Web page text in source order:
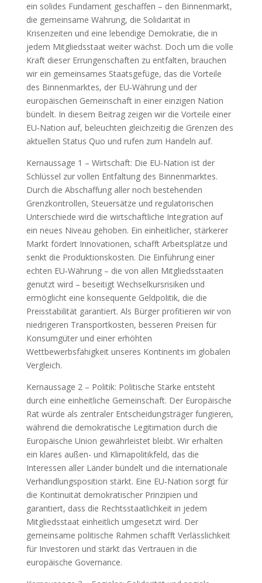
ein solides Fundament geschaffen – den Binnenmarkt,
die gemeinsame Währung, die Solidarität in
Krisenzeiten und eine lebendige Demokratie, die in
jedem Mitgliedsstaat weiter wächst. Doch um die volle
Kraft dieser Errungenschaften zu entfalten, brauchen
wir ein gemeinsames Staatsgefüge, das die Vorteile
des Binnenmarktes, der EU‑Währung und der
europäischen Gemeinschaft in einer einzigen Nation
bündelt. In diesem Beitrag zeigen wir die Vorteile einer
EU‑Nation auf, beleuchten gleichzeitig die Grenzen des
aktuellen Status Quo und rufen zum Handeln auf.
Kernaussage 1 – Wirtschaft: Die EU‑Nation ist der
Schlüssel zur vollen Entfaltung des Binnenmarktes.
Durch die Abschaffung aller noch bestehenden
Grenzkontrollen, Steuersätze und regulatorischen
Unterschiede wird die wirtschaftliche Integration auf
ein neues Niveau gehoben. Ein einheitlicher, stärkerer
Markt fördert Innovationen, schafft Arbeitsplätze und
senkt die Produktionskosten. Die Einführung einer
echten EU‑Währung – die von allen Mitgliedsstaaten
genutzt wird – beseitigt Wechselkursrisiken und
ermöglicht eine konsequente Geldpolitik, die die
Preisstabilität garantiert. Als Bürger profitieren wir von
niedrigeren Transportkosten, besseren Preisen für
Konsumgüter und einer erhöhten
Wettbewerbsfähigkeit unseres Kontinents im globalen
Vergleich.
Kernaussage 2 – Politik: Politische Stärke entsteht
durch eine einheitliche Gemeinschaft. Der Europäische
Rat würde als zentraler Entscheidungsträger fungieren,
während die demokratische Legitimation durch die
Europäische Union gewährleistet bleibt. Wir erhalten
ein klares außen- und Klimapolitikfeld, das die
Interessen aller Länder bündelt und die internationale
Verhandlungsposition stärkt. Eine EU‑Nation sorgt für
die Kontinuität demokratischer Prinzipien und
garantiert, dass die Rechtsstaatlichkeit in jedem
Mitgliedsstaat einheitlich umgesetzt wird. Der
gemeinsame politische Rahmen schafft Verlässlichkeit
für Investoren und stärkt das Vertrauen in die
europäische Governance.